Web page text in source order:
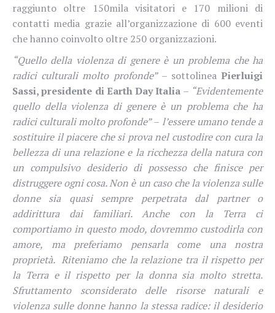
raggiunto oltre 150mila visitatori e 170 milioni di
contatti media grazie all’organizzazione di 600 eventi
che hanno coinvolto oltre 250 organizzazioni.
“Quello della violenza di genere è un problema che ha
radici culturali molto profonde” – sottolineaPierluigi
Sassi, presidente di Earth Day Italia – “Evidentemente
quello della violenza di genere è un problema che ha
radici culturali molto profonde”– l’essere umano tende a
sostituire il piacere che si prova nel custodire con cura la
bellezza di una relazione e la ricchezza della natura con
un compulsivo desiderio di possesso che finisce per
distruggere ogni cosa. Non è un caso che la violenza sulle
donne sia quasi sempre perpetrata dal partner o
addirittura dai familiari. Anche con la Terra ci
comportiamo in questo modo, dovremmo custodirla con
amore, ma preferiamo pensarla come una nostra
proprietà.Riteniamo che la relazione tra il rispetto per
la Terra e il rispetto per la donna sia molto stretta.
Sfruttamento sconsiderato delle risorse naturali e
violenza sulle donne hanno la stessa radice: il desiderio